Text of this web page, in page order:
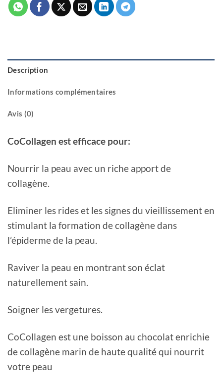
Description
Informations complémentaires
Avis (0)
CoCollagen est efficace pour:
Nourrir la peau avec un riche apport de
collagène.
Eliminer les rides et les signes du vieillissement en
stimulant la formation de collagène dans
l’épiderme de la peau.
Raviver la peau en montrant son éclat
naturellement sain.
Soigner les vergetures.
CoCollagen est une boisson au chocolat enrichie
de collagène marin de haute qualité qui nourrit
votre peau